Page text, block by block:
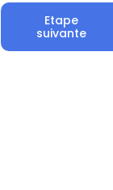
Etape
suivante